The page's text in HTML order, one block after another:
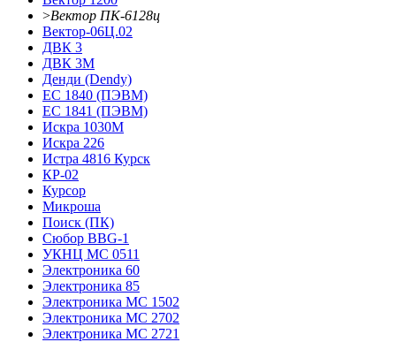
>Вектор ПК-6128ц
Вектор-06Ц.02
ДВК 3
ДВК 3М
Денди (Dendy)
ЕС 1840 (ПЭВМ)
ЕС 1841 (ПЭВМ)
Искра 1030М
Искра 226
Истра 4816 Курск
КР-02
Курсор
Микроша
Поиск (ПК)
Сюбор BBG-1
УКНЦ МС 0511
Электроника 60
Электроника 85
Электроника МС 1502
Электроника МС 2702
Электроника МС 2721